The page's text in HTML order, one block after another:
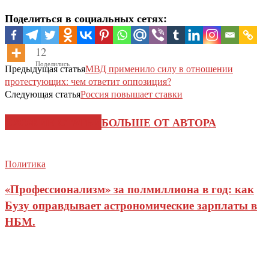
Поделиться в социальных сетях:
12
Поделились
Предыдущая статьяМВД применило силу в отношении
протестующих: чем ответит оппозиция?
Следующая статьяРоссия повышает ставки
БОЛЬШЕ ОТ АВТОРА
Политика
«Профессионализм» за полмиллиона в год: как
Бузу оправдывает астрономические зарплаты в
НБМ.